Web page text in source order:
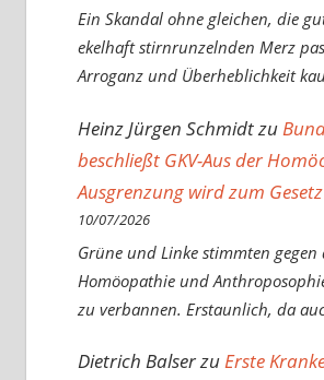
Ein Skandal ohne gleichen, die
ekelhaft stirnrunzelnden Merz
Arroganz und Überheblichkeit
Heinz Jürgen Schmidtzu
beschließt GKV-Aus der
Ausgrenzung wird zum Gesetz
10/07/2026
Grüne und Linke stimmten gegen
Homöopathie und
zu verbannen. Erstaunlich, da
Dietrich BalserzuErste